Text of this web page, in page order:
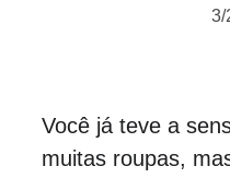
3/
Você já teve a
muitas roupas,